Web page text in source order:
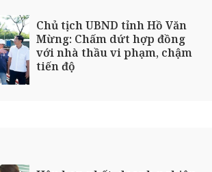
Chủ tịch UBND tỉnh Hồ Văn
Mừng: Chấm dứt hợp đồng
với nhà thầu vi phạm, chậm
tiến độ